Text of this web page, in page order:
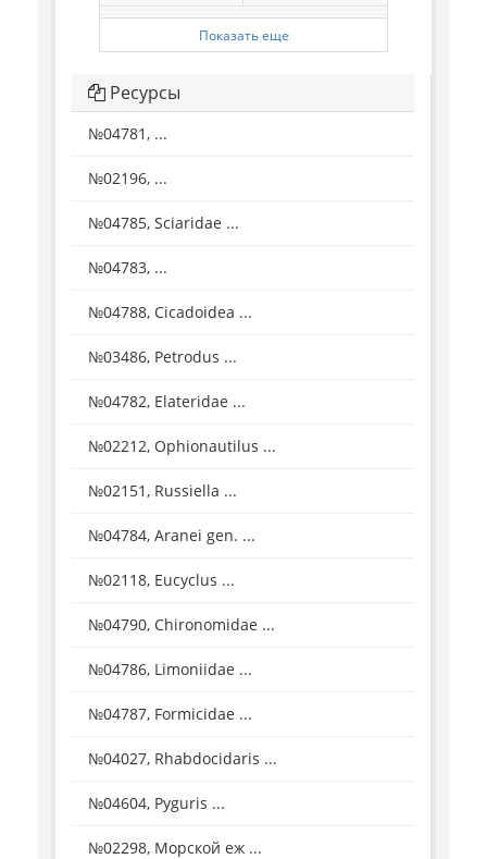
Показать еще
Ресурсы
№04781, ...
№02196, ...
№04785, Sciaridae ...
№04783, ...
№04788, Cicadoidea ...
№03486, Petrodus ...
№04782, Elateridae ...
№02212, Ophionautilus ...
№02151, Russiella ...
№04784, Aranei gen. ...
№02118, Eucyclus ...
№04790, Chironomidae ...
№04786, Limoniidae ...
№04787, Formicidae ...
№04027, Rhabdocidaris ...
№04604, Pyguris ...
№02298, Морской еж ...